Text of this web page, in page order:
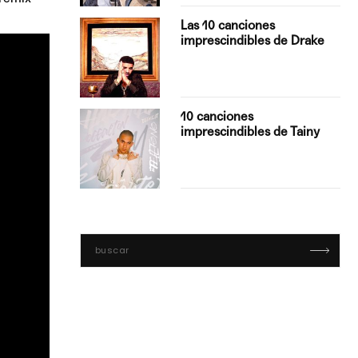
Las 10 canciones
imprescindibles de Drake
10 canciones
imprescindibles de Tainy